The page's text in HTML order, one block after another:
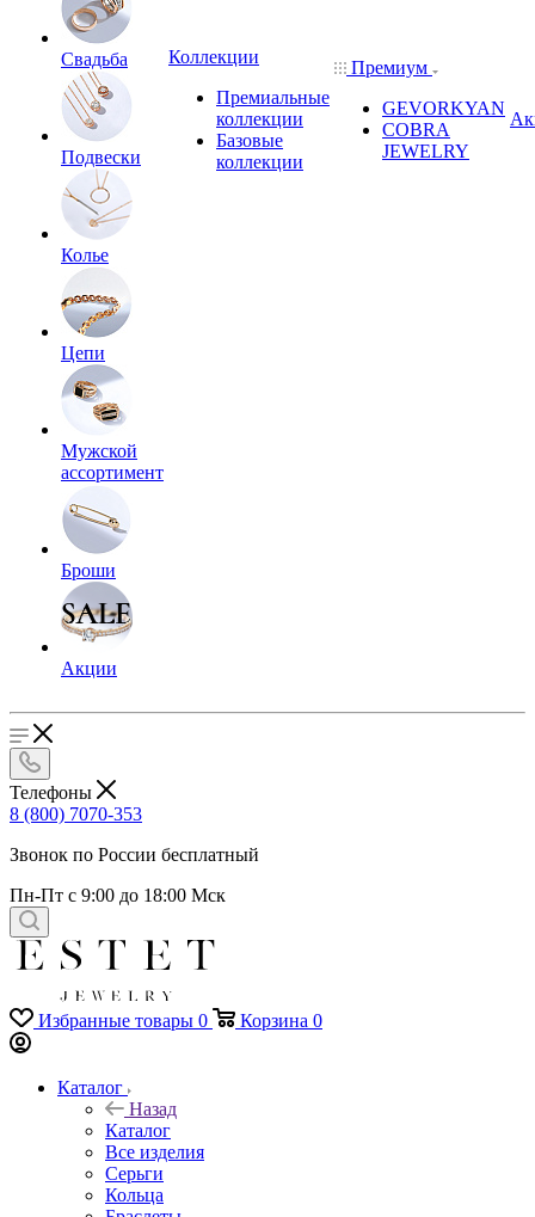
Свадьба
Подвески
Колье
Цепи
Мужской
ассортимент
Броши
Акции
Коллекции
Премиальные
коллекции
Базовые
коллекции
Премиум
GEVORKYAN
COBRA
JEWELRY
Телефоны
8 (800) 7070-353
Звонок по России бесплатный
Пн-Пт с 9:00 до 18:00 Мск
Избранные товары 0 Корзина 0
Каталог
Назад
Каталог
Все изделия
Серьги
Кольца